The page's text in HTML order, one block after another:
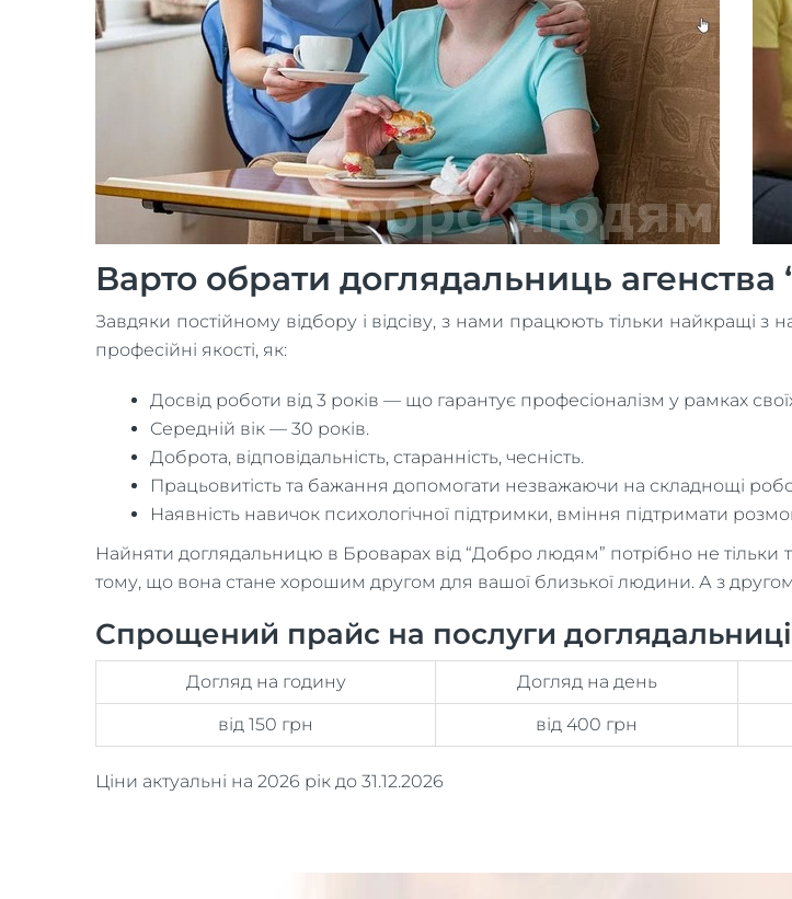
Варто обрати доглядальниць
Завдяки постійному відбору і відсіву, з нами працюють тільки найкращі з
професійні якості, як:
Досвід роботи від 3 років — що гарантує професіоналізм у рамках
Середній вік — 30 років.
Доброта, відповідальність, старанність, чесність.
Працьовитість та бажання допомогати незважаючи на складнощі
Наявність навичок психологічної підтримки, вміння підтримати
Найняти доглядальницю в Броварах від “Добро людям” потрібно не
тому, що вона стане хорошим другом для вашої близької людини. А з
Спрощений прайс на послуги доглядальниці
Догляд на годину Догляд на день
від 150 грн від 400 грн
Ціни актуальні на 2026 рік до 31.12.2026